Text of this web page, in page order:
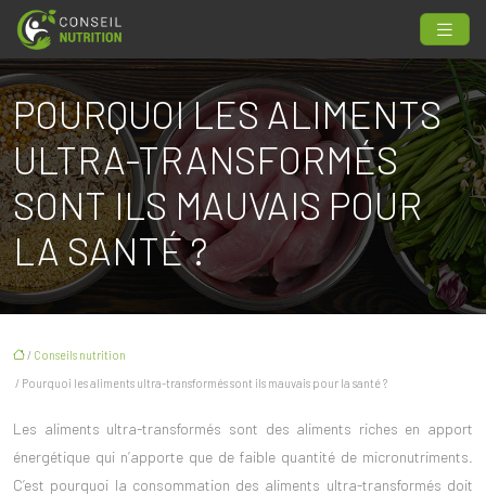
POURQUOI LES ALIMENTS
ULTRA-TRANSFORMÉS
SONT ILS MAUVAIS POUR
LA SANTÉ ?
/ Conseils nutrition
/ Pourquoi les aliments ultra-transformés sont ils mauvais pour la santé ?
Les aliments ultra-transformés sont des aliments riches en apport
énergétique qui n’apporte que de faible quantité de micronutriments.
C’est pourquoi la consommation des aliments ultra-transformés doit